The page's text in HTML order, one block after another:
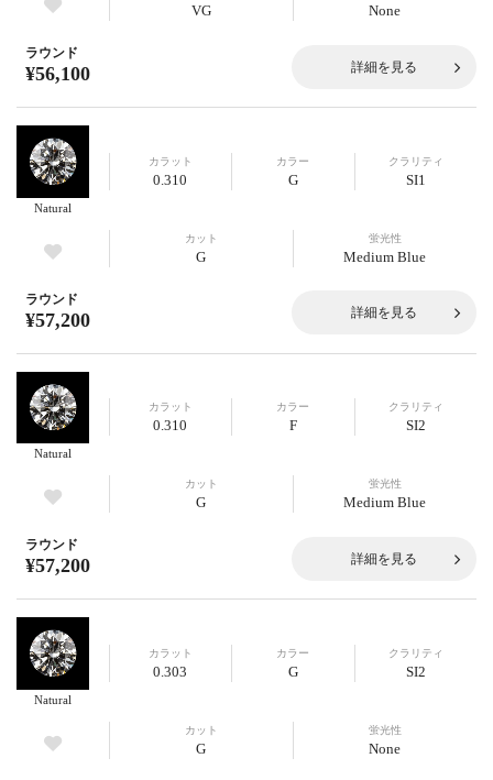
VG None
ラウンド
¥56,100 詳細を見る
Natural
カラット
0.310
カラー
G
クラリティ
SI1
カット
G
蛍光性
Medium Blue
ラウンド
¥57,200 詳細を見る
Natural
カラット
0.310
カラー
F
クラリティ
SI2
カット
G
蛍光性
Medium Blue
ラウンド
¥57,200 詳細を見る
Natural
カラット
0.303
カラー
G
クラリティ
SI2
カット
G
蛍光性
None